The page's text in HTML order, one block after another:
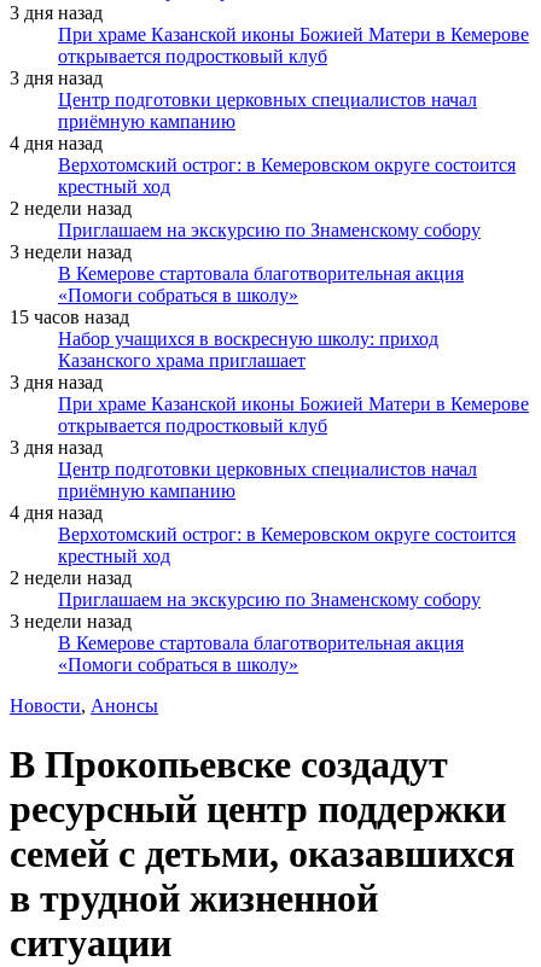
3 дня назад
При храме Казанской иконы Божией Матери в Кемерове
открывается подростковый клуб
3 дня назад
Центр подготовки церковных специалистов начал
приёмную кампанию
4 дня назад
Верхотомский острог: в Кемеровском округе состоится
крестный ход
2 недели назад
Приглашаем на экскурсию по Знаменскому собору
3 недели назад
В Кемерове стартовала благотворительная акция
«Помоги собраться в школу»
15 часов назад
Набор учащихся в воскресную школу: приход
Казанского храма приглашает
3 дня назад
При храме Казанской иконы Божией Матери в Кемерове
открывается подростковый клуб
3 дня назад
Центр подготовки церковных специалистов начал
приёмную кампанию
4 дня назад
Верхотомский острог: в Кемеровском округе состоится
крестный ход
2 недели назад
Приглашаем на экскурсию по Знаменскому собору
3 недели назад
В Кемерове стартовала благотворительная акция
«Помоги собраться в школу»
Новости, Анонсы
В Прокопьевске создадут
ресурсный центр поддержки
семей с детьми, оказавшихся
в трудной жизненной
ситуации